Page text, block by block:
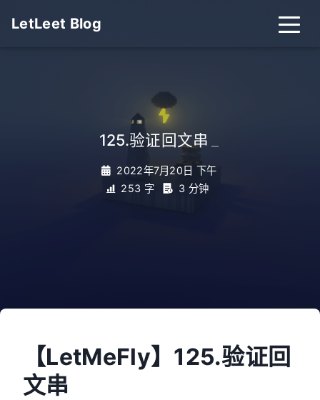
LetLeet Blog
125.验证回文串
2022年7月20日 下午
253 字
3 分钟
【LetMeFly】125.验证回
文串